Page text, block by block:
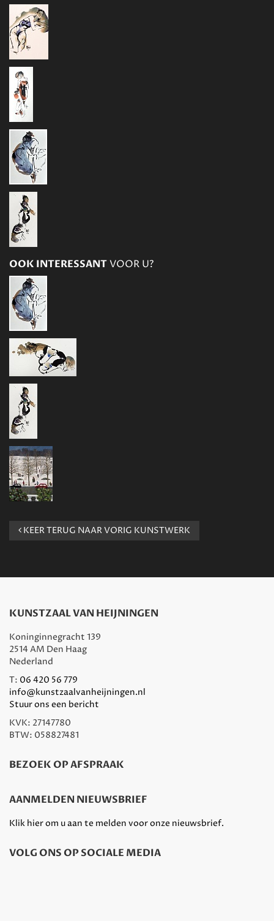
OOK INTERESSANTVOOR U?
KEER TERUG NAAR VORIG KUNSTWERK
KUNSTZAAL VAN HEIJNINGEN
Koninginnegracht 139
2514 AM Den Haag
Nederland
T: 06 420 56 779
info@kunstzaalvanheijningen.nl
Stuur ons een bericht
KVK: 27147780
BTW: 058827481
BEZOEK OP AFSPRAAK
AANMELDEN NIEUWSBRIEF
Klik hier om u aan te melden voor onze nieuwsbrief.
VOLG ONS OP SOCIALE MEDIA